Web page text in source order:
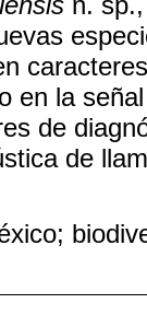
en la
de
de